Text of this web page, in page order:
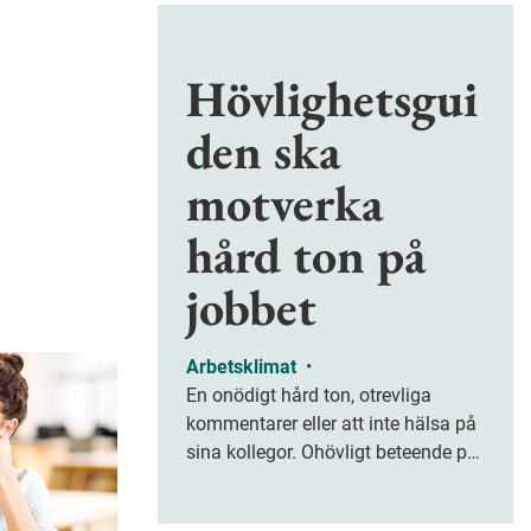
Hövlighetsgui
den ska
motverka
hård ton på
jobbet
Arbetsklimat •
En onödigt hård ton, otrevliga
kommentarer eller att inte hälsa på
sina kollegor. Ohövligt beteende på